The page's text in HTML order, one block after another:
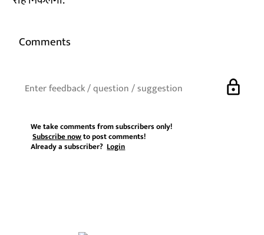
Comments
lock
We take comments from subscribers only!
Subscribe nowto post comments!
Already a subscriber?Login